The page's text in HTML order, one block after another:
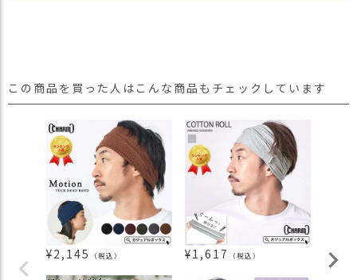
この商品を買った人はこんな商品もチェックしています
¥2,145 （税込） ¥1,617 （税込） ¥